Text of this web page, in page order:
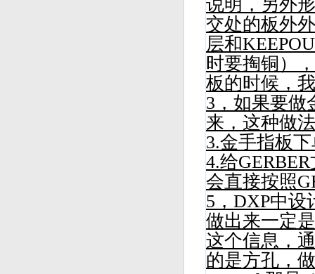
说明，另外
交处的板外
层和
时要掏铜）
板的时候，
3，如果要做
来，这种做
3.金手指板
4.给
会直接按照
5，DXP中设
做出来一定
这个信息，
的是方孔，